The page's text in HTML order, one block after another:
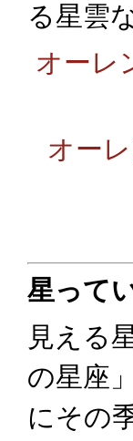
る星雲
オーレ
オー
星って
見える
の星座
にその